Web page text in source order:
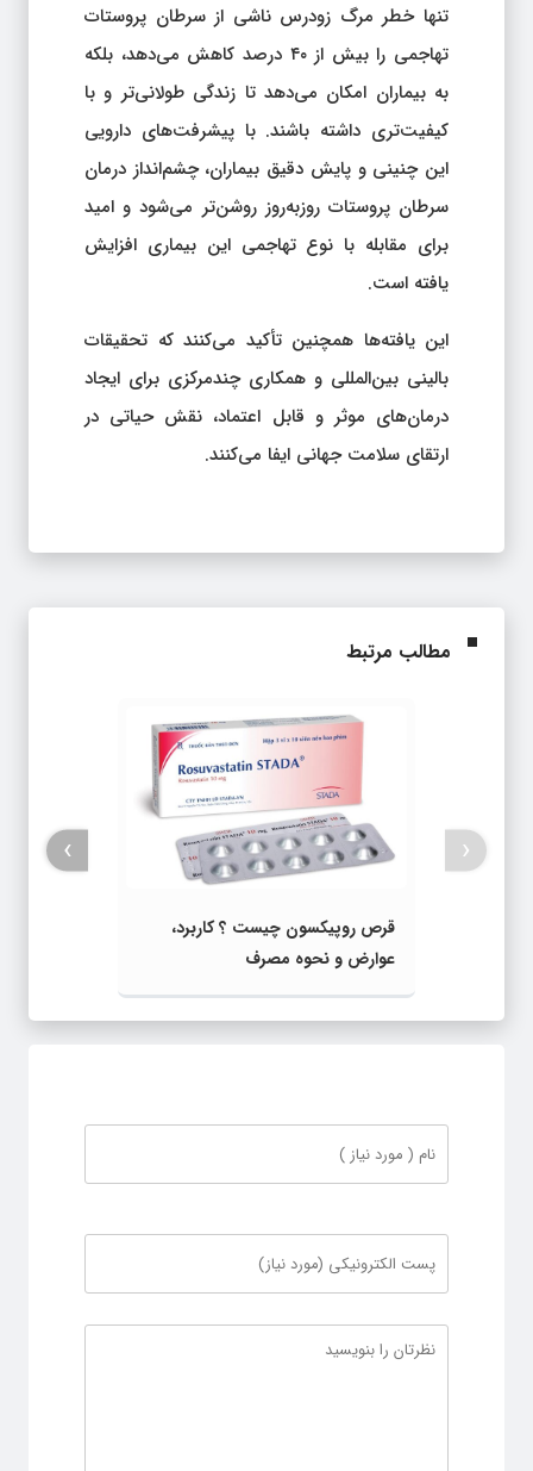
تنها خطر مرگ زودرس ناشی از سرطان پروستات
تهاجمی را بیش از ۴۰ درصد کاهش می‌دهد، بلکه
به بیماران امکان می‌دهد تا زندگی طولانی‌تر و با
کیفیت‌تری داشته باشند. با پیشرفت‌های دارویی
این چنینی و پایش دقیق بیماران، چشم‌انداز درمان
سرطان پروستات روزبه‌روز روشن‌تر می‌شود و امید
برای مقابله با نوع تهاجمی این بیماری افزایش
یافته است.
این یافته‌ها همچنین تأکید می‌کنند که تحقیقات
بالینی بین‌المللی و همکاری چندمرکزی برای ایجاد
درمان‌های موثر و قابل اعتماد، نقش حیاتی در
ارتقای سلامت جهانی ایفا می‌کنند.
مطالب مرتبط
قرص روپیکسون چیست ؟ کاربرد،
عوارض و نحوه مصرف
‹
›